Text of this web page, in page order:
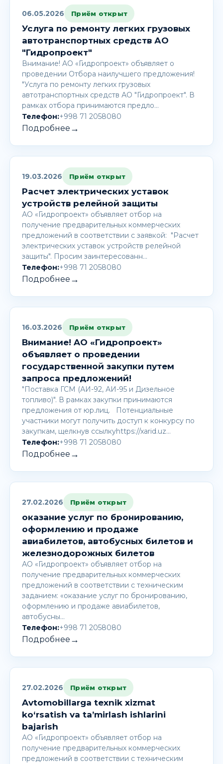
06.05.2026 Приём открыт
Услуга по ремонту легких грузовых
автотранспортных средств АО
"Гидропроект"
Внимание! AО «Гидропроект» объявляет о
проведении Отбора наилучшего предложения!
"Услуга по ремонту легких грузовых
автотранспортных средств АО "Гидропроект". В
рамках отбора принимаются предло…
Телефон:+998 71 2058080
Подробнее →
19.03.2026 Приём открыт
Расчет электрических уставок
устройств релейной защиты
АО «Гидропроект» объявляет отбор на
получение предварительных коммерческих
предложений в соответствии с заявкой: "Расчет
электрических уставок устройств релейной
защиты". Просим заинтересованн…
Телефон:+998 71 2058080
Подробнее →
16.03.2026 Приём открыт
Внимание! AО «Гидропроект»
объявляет о проведении
государственной закупки путем
запроса предложений!
"Поставка ГСМ (АИ-92, АИ-95 и Дизельное
топливо)". В рамках закупки принимаются
предложения от юр.лиц. Потенциальные
участники могут получить доступ к конкурсу по
закупкам, щелкнув ссылкуhttps://xarid.uz…
Телефон:+998 71 2058080
Подробнее →
27.02.2026 Приём открыт
оказание услуг по бронированию,
оформлению и продаже
авиабилетов, автобусных билетов и
железнодорожных билетов
АО «Гидропроект» объявляет отбор на
получение предварительных коммерческих
предложений в соответствии с техническим
заданием: «оказание услуг по бронированию,
оформлению и продаже авиабилетов,
автобусны…
Телефон:+998 71 2058080
Подробнее →
27.02.2026 Приём открыт
Avtomobillarga texnik xizmat
ko‘rsatish va ta’mirlash ishlarini
bajarish
АО «Гидропроект» объявляет отбор на
получение предварительных коммерческих
предложений в соответствии с техническим